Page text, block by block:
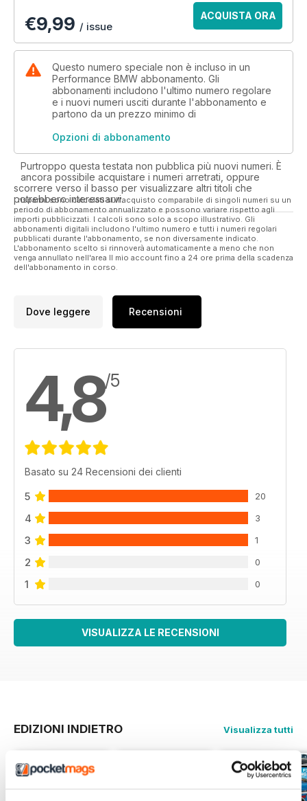
€9,99 / issue
ACQUISTA ORA
Questo numero speciale non è incluso in un
Performance BMW abbonamento. Gli
abbonamenti includono l'ultimo numero regolare
e i nuovi numeri usciti durante l'abbonamento e
partono da un prezzo minimo di
Opzioni di abbonamento
Purtroppo questa testata non pubblica più nuovi numeri. È
ancora possibile acquistare i numeri arretrati, oppure
scorrere verso il basso per visualizzare altri titoli che
potrebbero interessarvi.
I risparmi sono calcolati sull'acquisto comparabile di singoli numeri su un
periodo di abbonamento annualizzato e possono variare rispetto agli
importi pubblicizzati. I calcoli sono solo a scopo illustrativo. Gli
abbonamenti digitali includono l'ultimo numero e tutti i numeri regolari
pubblicati durante l'abbonamento, se non diversamente indicato.
L'abbonamento scelto si rinnoverà automaticamente a meno che non
venga annullato nell'area Il mio account fino a 24 ore prima della scadenza
dell'abbonamento in corso.
Dove leggere Recensioni
4,8/5
Basato su 24 Recensioni dei clienti
5 20
4 3
3 1
2 0
1 0
VISUALIZZA LE RECENSIONI
EDIZIONI INDIETRO Visualizza tutti